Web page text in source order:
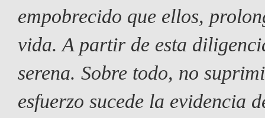
empobrecido que ellos,
vida. A partir de esta
serena. Sobre todo, no
esfuerzo sucede la evidencia